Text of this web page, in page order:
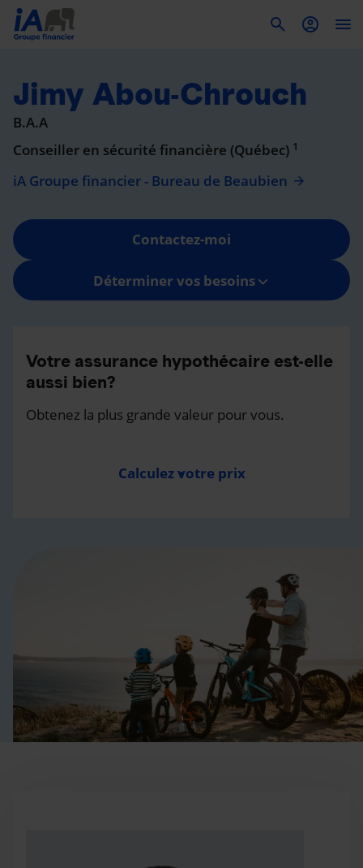
Jimy Abou-Chrouch
B.A.A
Conseiller en sécurité financière (Québec) 1
iA Groupe financier - Bureau de Beaubien
Contactez-moi
Déterminer vos besoins
Votre assurance hypothécaire est-elle
aussi bien?
Obtenez la plus grande valeur pour vous.
Calculez votre prix